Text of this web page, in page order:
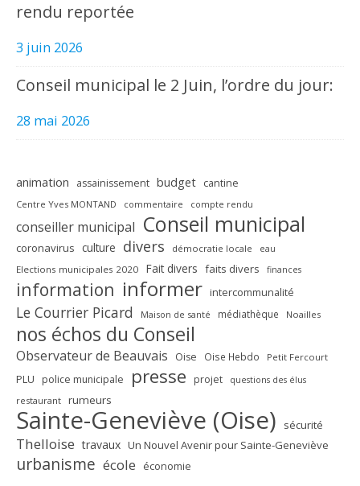
rendu reportée
3 juin 2026
Conseil municipal le 2 Juin, l’ordre du jour:
28 mai 2026
animation assainissement budget cantine
Centre Yves MONTAND commentaire compte rendu
conseiller municipal Conseil municipal
coronavirus culture divers démocratie locale eau
Elections municipales 2020 Fait divers faits divers finances
information informer intercommunalité
Le Courrier Picard Maison de santé médiathèque Noailles
nos échos du Conseil
Observateur de Beauvais Oise Oise Hebdo Petit Fercourt
PLU police municipale presse projet questions des élus
restaurant rumeurs
Sainte-Geneviève (Oise) sécurité
Thelloise travaux Un Nouvel Avenir pour Sainte-Geneviève
urbanisme école économie